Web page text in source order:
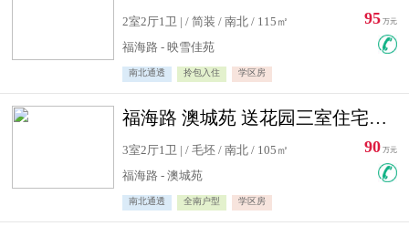
2室2厅1卫 | / 简装 / 南北 / 115㎡
福海路 - 映雪佳苑
南北通透 拎包入住 学区房
95 万元
福海路 澳城苑 送花园三室住宅急售
3室2厅1卫 | / 毛坯 / 南北 / 105㎡
福海路 - 澳城苑
南北通透 全南户型 学区房
90 万元